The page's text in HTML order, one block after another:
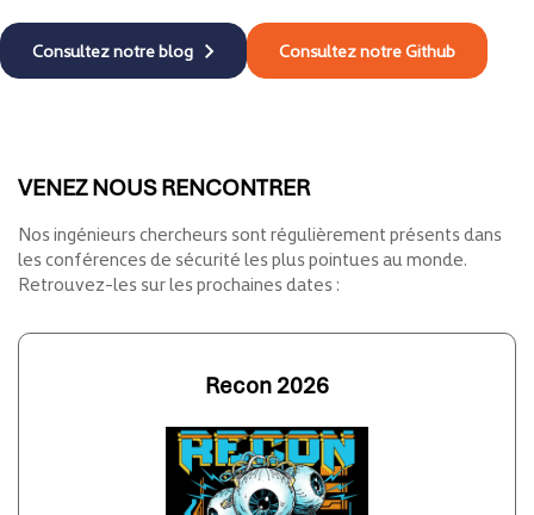
VENEZ NOUS RENCONTRER
Nos ingénieurs chercheurs sont régulièrement présents dans
les conférences de sécurité les plus pointues au monde.
Retrouvez-les sur les prochaines dates :
Recon 2026